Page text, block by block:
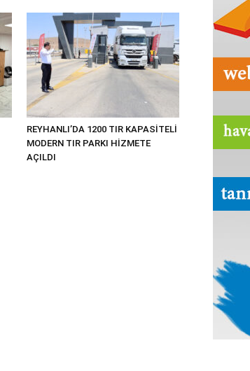
REYHANLI’DA 1200 TIR KAPASİTELİ
MODERN TIR PARKI HİZMETE
AÇILDI